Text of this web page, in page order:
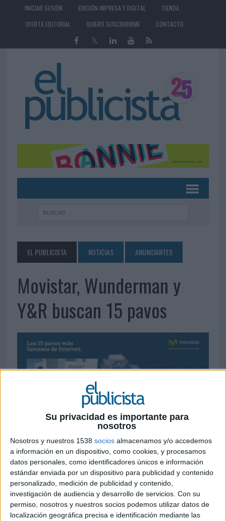
Su privacidad es importante para
nosotros
Nosotros y nuestros 1538 socios almacenamos y/o accedemos
a información en un dispositivo, como cookies, y procesamos
datos personales, como identificadores únicos e información
estándar enviada por un dispositivo para publicidad y contenido
personalizado, medición de publicidad y contenido,
investigación de audiencia y desarrollo de servicios. Con su
permiso, nosotros y nuestros socios podemos utilizar datos de
localización geográfica precisa e identificación mediante las
INICIAR SESIÓN EDICIÓN IMPRESA Y DIGITAL
TIENDA
OFERTA EDITORIAL
QUIERO SUSCRIBIRME CONTACTO
EL PUBLICISTA NOTICIAS ANUNCIANTES
Movistar, Wunderman y
Y&R buscan 15 pavos
La campaña aumenta la presencia y fortalecerá
la marca Movistar en redes sociales
MoviStar y Y&R Brands (Wunderman y Y&R) han puesto en marcha una
campaña online para la marca de telecomunicaciones con el objetivo de